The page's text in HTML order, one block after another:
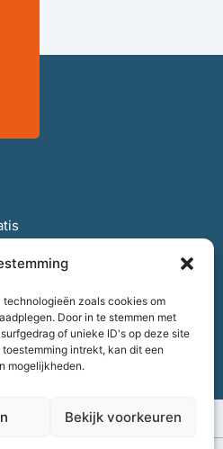
zoals cookies om
Door in te stemmen met
of unieke ID's op deze site
intrekt, kan dit een
mogelijkheden.
Bekijk voorkeuren